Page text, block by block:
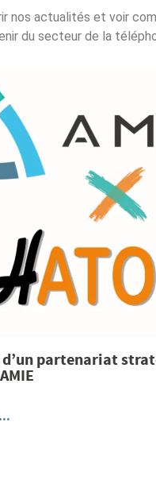
nos actualités et voir
du secteur de la
partenariat